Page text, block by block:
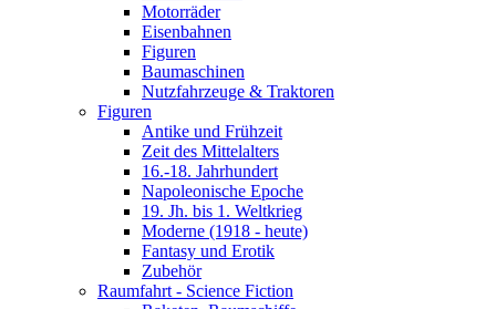
Motorräder
Eisenbahnen
Figuren
Baumaschinen
Nutzfahrzeuge & Traktoren
Figuren
Antike und Frühzeit
Zeit des Mittelalters
16.-18. Jahrhundert
Napoleonische Epoche
19. Jh. bis 1. Weltkrieg
Moderne (1918 - heute)
Fantasy und Erotik
Zubehör
Raumfahrt - Science Fiction